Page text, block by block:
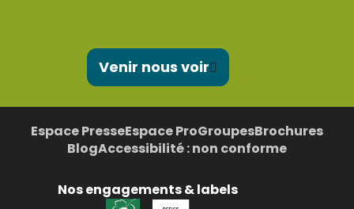
Venir nous voir
Espace PresseEspace ProGroupesBrochures
BlogAccessibilité : non conforme
Nos engagements & labels